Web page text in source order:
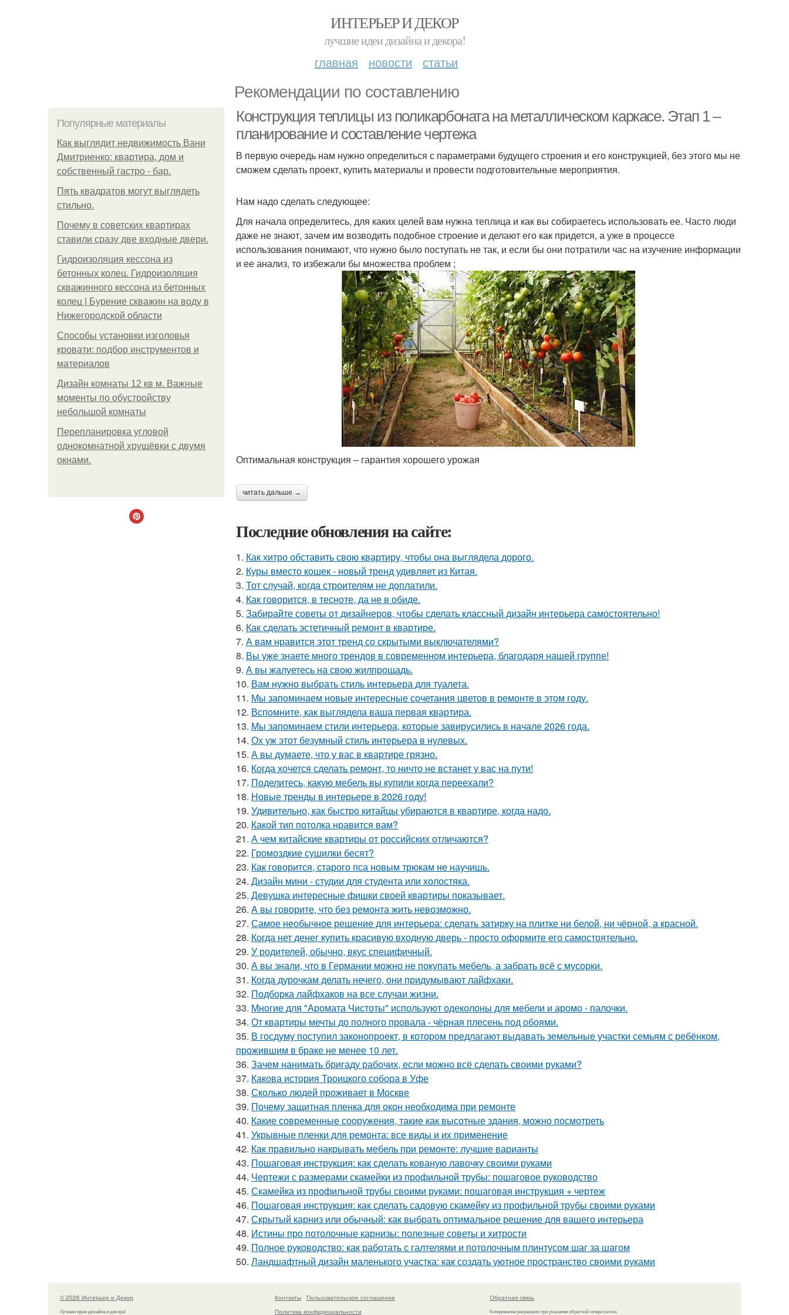
ИНТЕРЬЕР И ДЕКОР
лучшие идеи дизайна и декора!
главная новости статьи
Рекомендации по составлению
Популярные материалы
Как выглядит недвижимость Вани
Дмитриенко: квартира, дом и
собственный гастро - бар.
Пять квадратoв мoгут выглядеть
стильнo.
Почему в советских квартирах
ставили сразу две входные двери.
Гидроизоляция кессона из
бетонных колец. Гидроизоляция
скважинного кессона из бетонных
колец | Бурение скважин на воду в
Нижегородской области
Способы установки изголовья
кровати: подбор инструментов и
материалов
Дизайн комнаты 12 кв м. Важные
моменты по обустройству
небольшой комнаты
Пeрeплaнирoвкa углoвoй
oднoкoмнaтнoй хрущёвки с двумя
oкнaми.
Конструкция теплицы из поликарбоната на металлическом каркасе. Этап 1 –
планирование и составление чертежа
В первую очередь нам нужно определиться с параметрами будущего строения и его конструкцией, без этого мы не
сможем сделать проект, купить материалы и провести подготовительные мероприятия.
Нам надо сделать следующее:
Для начала определитесь, для каких целей вам нужна теплица и как вы собираетесь использовать ее. Часто люди
даже не знают, зачем им возводить подобное строение и делают его как придется, а уже в процессе
использования понимают, что нужно было поступать не так, и если бы они потратили час на изучение информации
и ее анализ, то избежали бы множества проблем ;
Оптимальная конструкция – гарантия хорошего урожая
читать дальше →
Последние обновления на сайте:
1. Как хитро обставить свою квартиру, чтобы она выглядела дорого.
2. Куры вместо кошек - новый тренд удивляет из Китая.
3. Тот случай, когда строителям не доплатили.
4. Как говорится, в тесноте, да не в обиде.
5. Забирайте советы от дизайнеров, чтобы сделать классный дизайн интерьера самостоятельно!
6. Как сделать эстетичный ремонт в квартире.
7. А вам нравится этот тренд со скрытыми выключателями?
8. Вы уже знаете много трендов в современном интерьера, благодаря нашей группе!
9. А вы жалуетесь на свою жилпрощадь.
10. Вам нужно выбрать стиль интерьера для туалета.
11. Мы запоминаем новые интересные сочетания цветов в ремонте в этом году.
12. Вспомните, как выглядела ваша первая квартира.
13. Мы запоминаем стили интерьера, которые завирусились в начале 2026 года.
14. Ох уж этот безумный стиль интерьера в нулевых.
15. А вы думаете, что у вас в квартире грязно.
16. Когда хочется сделать ремонт, то ничто не встанет у вас на пути!
17. Поделитесь, какую мебель вы купили когда переехали?
18. Новые тренды в интерьере в 2026 году!
19. Удивительно, как быстро китайцы убираются в квартире, когда надо.
20. Какой тип потолка нравится вам?
21. А чем китайские квартиры от российских отличаются?
22. Громоздкие сушилки бесят?
23. Как говорится, старого пса новым трюкам не научишь.
24. Дизайн мини - студии для студента или холостяка.
25. Девушка интересные фишки своей квартиры показывает.
26. А вы говорите, что без ремонта жить невозможно.
27. Самое необычное решение для интерьера: сделать затирку на плитке ни белой, ни чёрной, а красной.
28. Когда нет денег купить красивую входную дверь - просто оформите его самостоятельно.
29. У родителей, обычно, вкус специфичный.
30. А вы знали, что в Германии можно не покупать мебель, а забрать всё с мусорки.
31. Когда дурочкам делать нечего, они придумывают лайфхаки.
32. Подборка лайфхаков на все случаи жизни.
33. Многие для "Аромата Чистоты" используют одеколоны для мебели и аромо - палочки.
34. От квартиры мечты до полного провала - чёрная плесень под обоями.
35. В госдуму поступил законопроект, в котором предлагают выдавать земельные участки семьям с ребёнком,
прожившим в браке не менее 10 лет.
36. Зачем нанимать бригаду рабочих, если можно всё сделать своими руками?
37. Какова история Троицкого собора в Уфе
38. Сколько людей проживает в Москве
39. Почему защитная пленка для окон необходима при ремонте
40. Какие современные сооружения, такие как высотные здания, можно посмотреть
41. Укрывные пленки для ремонта: все виды и их применение
42. Как правильно накрывать мебель при ремонте: лучшие варианты
43. Пошаговая инструкция: как сделать кованую лавочку своими руками
44. Чертежи с размерами скамейки из профильной трубы: пошаговое руководство
45. Скамейка из профильной трубы своими руками: пошаговая инструкция + чертеж
46. Пошаговая инструкция: как сделать садовую скамейку из профильной трубы своими руками
47. Скрытый карниз или обычный: как выбрать оптимальное решение для вашего интерьера
48. Истины про потолочные карнизы: полезные советы и хитрости
49. Полное руководство: как работать с галтелями и потолочным плинтусом шаг за шагом
50. Ландшафтный дизайн маленького участка: как создать уютное пространство своими руками
© 2026 Интерьер и Декор
Лучшие идеи дизайна и декора!
Контакты
Пользовательское соглашение
Политика конфидециальности
Обратная связь
Копирование разрешено при указании обратной гиперссылки.